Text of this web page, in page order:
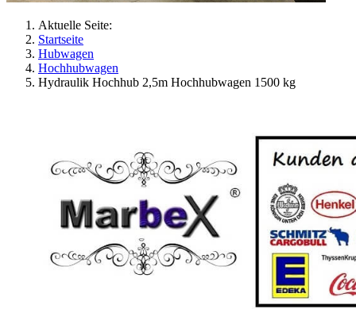
Aktuelle Seite:
Startseite
Hubwagen
Hochhubwagen
Hydraulik Hochhub 2,5m Hochhubwagen 1500 kg